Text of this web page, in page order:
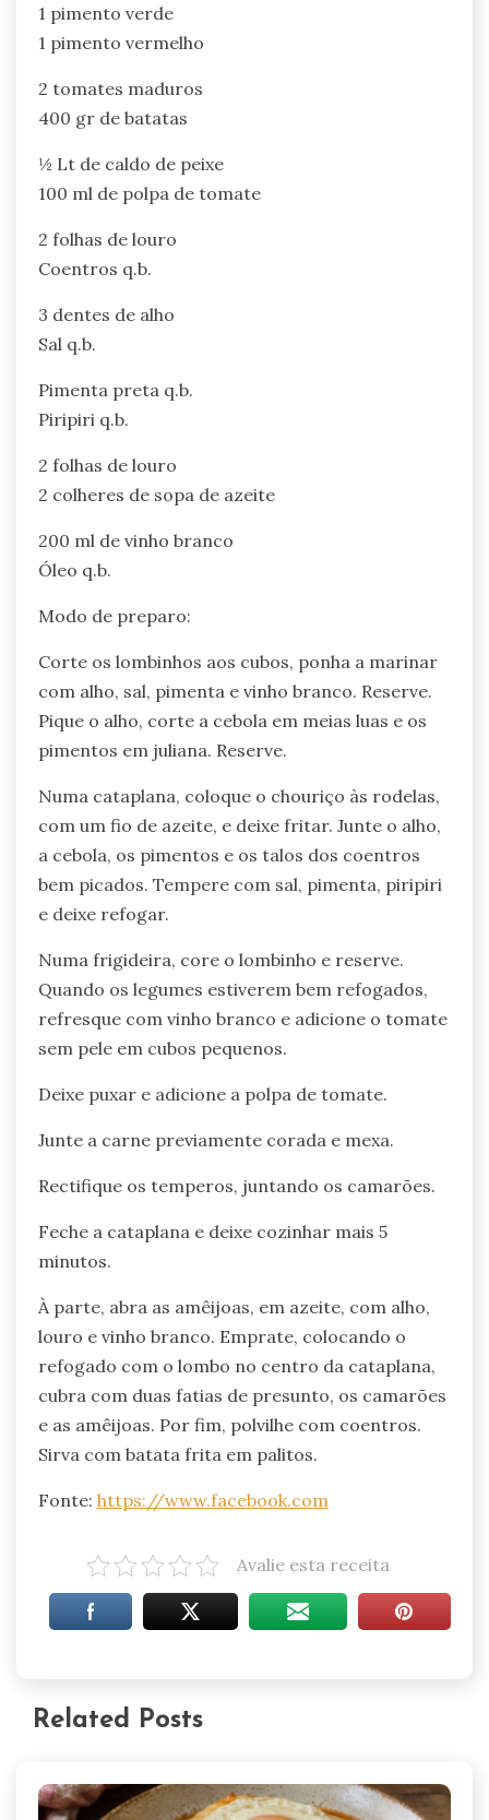
1 pimento verde
1 pimento vermelho
2 tomates maduros
400 gr de batatas
½ Lt de caldo de peixe
100 ml de polpa de tomate
2 folhas de louro
Coentros q.b.
3 dentes de alho
Sal q.b.
Pimenta preta q.b.
Piripiri q.b.
2 folhas de louro
2 colheres de sopa de azeite
200 ml de vinho branco
Óleo q.b.
Modo de preparo:
Corte os lombinhos aos cubos, ponha a marinar
com alho, sal, pimenta e vinho branco. Reserve.
Pique o alho, corte a cebola em meias luas e os
pimentos em juliana. Reserve.
Numa cataplana, coloque o chouriço às rodelas,
com um fio de azeite, e deixe fritar. Junte o alho,
a cebola, os pimentos e os talos dos coentros
bem picados. Tempere com sal, pimenta, piripiri
e deixe refogar.
Numa frigideira, core o lombinho e reserve.
Quando os legumes estiverem bem refogados,
refresque com vinho branco e adicione o tomate
sem pele em cubos pequenos.
Deixe puxar e adicione a polpa de tomate.
Junte a carne previamente corada e mexa.
Rectifique os temperos, juntando os camarões.
Feche a cataplana e deixe cozinhar mais 5
minutos.
À parte, abra as amêijoas, em azeite, com alho,
louro e vinho branco. Emprate, colocando o
refogado com o lombo no centro da cataplana,
cubra com duas fatias de presunto, os camarões
e as amêijoas. Por fim, polvilhe com coentros.
Sirva com batata frita em palitos.
Fonte: https://www.facebook.com
Avalie esta receita
Related Posts